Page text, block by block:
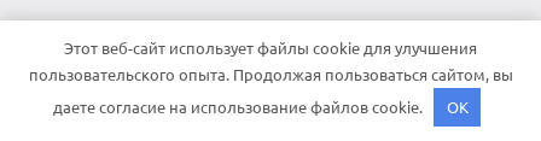
Этот веб-сайт использует файлы cookie для улучшения
пользовательского опыта. Продолжая пользоваться сайтом, вы
даете согласие на использование файлов cookie.
OK